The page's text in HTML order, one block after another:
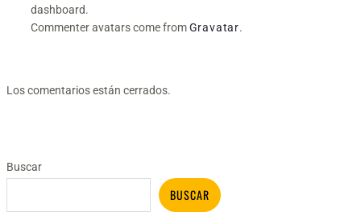
Buscar
BUSCAR
dashboard.
Commenter avatars come fromGravatar.
Los comentarios están cerrados.